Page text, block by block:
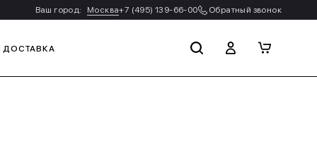
Ваш город: Москва+7 (495) 139-66-00 Обратный звонок
ДОСТАВКА